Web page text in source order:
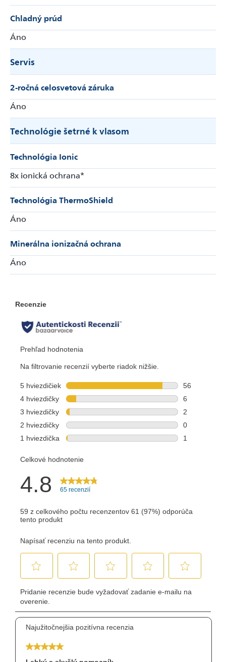
Chladný prúd
Áno
Servis
2-ročná celosvetová záruka
Áno
Technológie šetrné k vlasom
Technológia Ionic
8x ionická ochrana*
Technológia ThermoShield
Áno
Minerálna ionizačná ochrana
Áno